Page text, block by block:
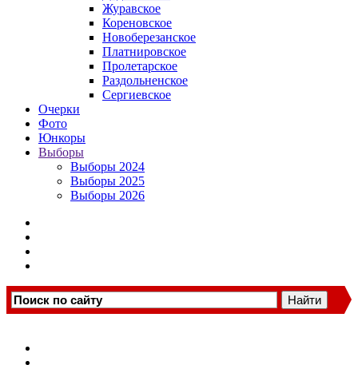
Журавское
Кореновское
Новоберезанское
Платнировское
Пролетарское
Раздольненское
Сергиевское
Очерки
Фото
Юнкоры
Выборы
Выборы 2024
Выборы 2025
Выборы 2026